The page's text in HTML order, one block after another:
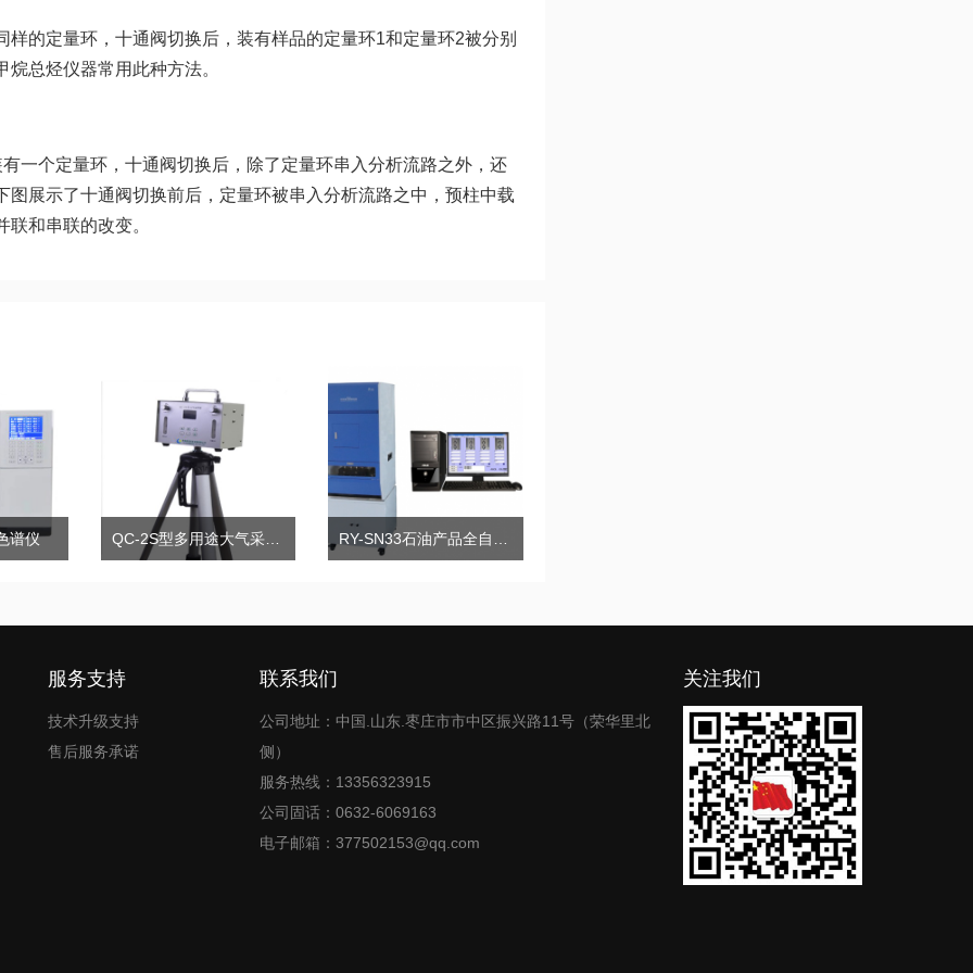
的定量环，十通阀切换后，装有样品的定量环1和定量环2被分别
总烃仪器常用此种方法。
一个定量环，十通阀切换后，除了定量环串入分析流路之外，还
展示了十通阀切换前后，定量环被串入分析流路之中，预柱中载
和串联的改变。
谱仪 QC-2S型多用途大气采样器 RY-SN33石油产品全自动运动粘度测定仪（乌氏）
服务支持
技术升级支持
售后服务承诺
联系我们
公司地址：中国.山东.枣庄市市中区振兴路11号（荣华里北
侧）
服务热线：13356323915
公司固话：0632-6069163
电子邮箱：377502153@qq.com
关注我们